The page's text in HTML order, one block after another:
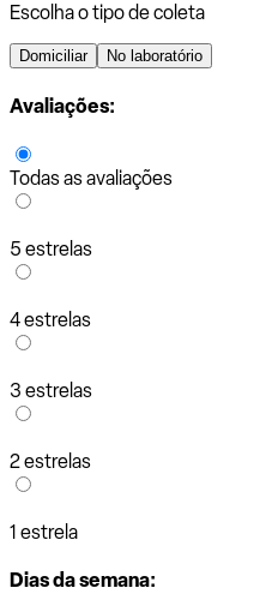
Escolha o tipo de coleta
Domiciliar No laboratório
Avaliações:
Todas as avaliações
5 estrelas
4 estrelas
3 estrelas
2 estrelas
1 estrela
Dias da semana: